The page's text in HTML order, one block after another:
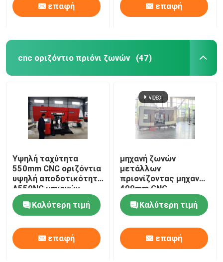
επαφή επαφή
cnc οριζόντιο πριόνι ζωνών (47)
Υψηλή ταχύτητα
550mm CNC οριζόντια
υψηλή αποδοτικότητα
A550NC μηχανών
πριονιών ζωνών
Καλύτερη τιμή
επαφή
μηχανή ζωνών
μετάλλων
πριονίζοντας μηχανών
400mm CNC
πριονίζοντας πλήρως
αυτόματηΚαλύτερη τιμή
επαφή